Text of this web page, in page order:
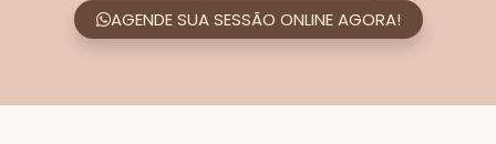
AGENDE SUA SESSÃO ONLINE AGORA!